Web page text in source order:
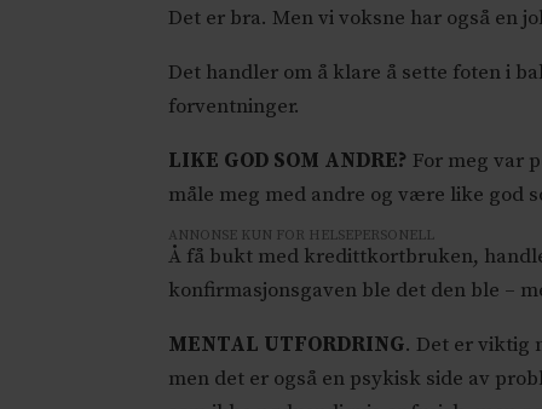
Det er bra. Men vi voksne har også en
Det handler om å klare å sette foten i
forventninger.
LIKE GOD SOM ANDRE? For meg var
måle meg med andre og være like god
ANNONSE KUN FOR HELSEPERSONELL
Å få bukt med kredittkortbruken,
konfirmasjonsgaven ble det den ble –
MENTAL UTFORDRING. Det er viktig
men det er også en psykisk side av